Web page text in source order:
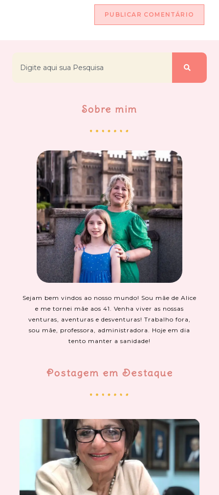
Sobre mim
Sejam bem vindos ao nosso mundo! Sou mãe de Alice
e me tornei mãe aos 41. Venha viver as nossas
venturas, aventuras e desventuras! Trabalho fora,
sou mãe, professora, administradora. Hoje em dia
tento manter a sanidade!
Postagem em Destaque